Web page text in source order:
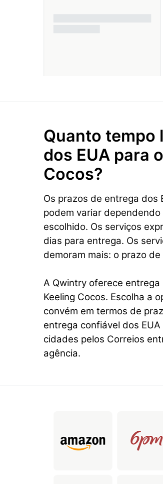
Quanto tempo
dos EUA para
Cocos?
Os prazos de entrega dos
podem variar
escolhido. Os serviços
dias para entrega. Os
demoram mais: o prazo
A Qwintry oferece
Keeling Cocos. Escolha a
convém em termos de
entrega confiável dos
cidades pelos Correios
agência.